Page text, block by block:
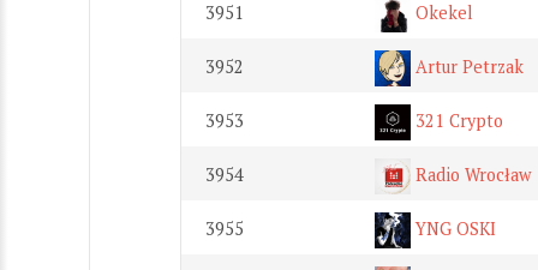
3951 Okekel
3952 Artur Petrzak
3953 321 Crypto
3954 Radio Wrocław
3955 YNG OSKI